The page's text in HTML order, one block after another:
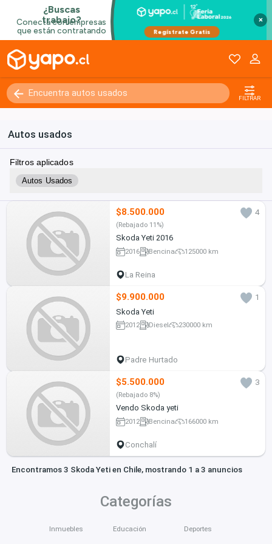
×
FILTRAR
Autos usados
Filtros aplicados
Autos Usados
$8.500.000 4
(Rebajado 11%)
Skoda Yeti 2016
2016 Bencina 125000 km
La Reina
$9.900.000
1
Skoda Yeti
2012 Diesel 230000 km
Padre Hurtado
$5.500.000 3
(Rebajado 8%)
Vendo Skoda yeti
2012 Bencina 166000 km
Conchalí
Encontramos 3 Skoda Yeti en Chile, mostrando 1 a 3 anuncios
Categorías
Inmuebles Educación Deportes